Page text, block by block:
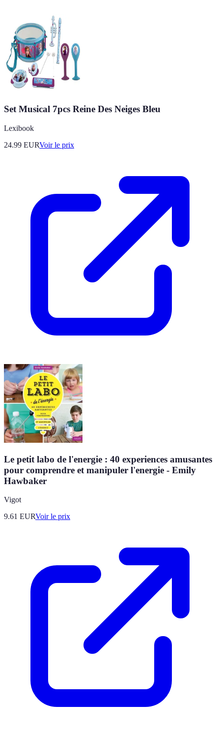
Set Musical 7pcs Reine Des Neiges Bleu
Lexibook
24.99 EURVoir le prix
Le petit labo de l'energie : 40 experiences amusantes
pour comprendre et manipuler l'energie - Emily
Hawbaker
Vigot
9.61 EURVoir le prix